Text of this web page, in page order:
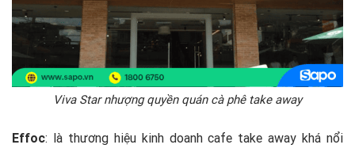
Viva Star nhượng quyền quán cà phê take away
Effoc: là thương hiệu kinh doanh cafe take away khá nổi